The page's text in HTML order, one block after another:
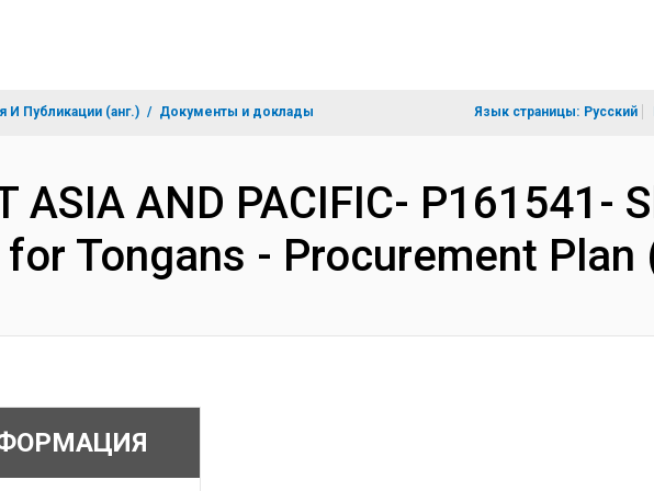
И Публикации (анг.) Документы и доклады Язык страницы: Русский
ASIA AND PACIFIC- P161541-
Tongans - Procurement Plan